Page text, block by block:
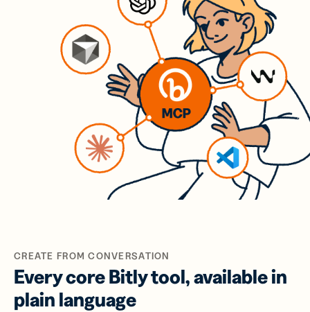
CREATE FROM CONVERSATION
Every core Bitly tool, available in
plain language